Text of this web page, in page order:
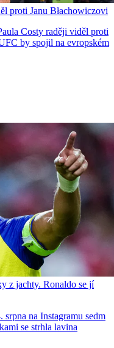
proti Janu Błachowiczovi
Costy raději viděl proti
by spojil na evropském
z jachty. Ronaldo se jí
na Instagramu sedm
se strhla lavina